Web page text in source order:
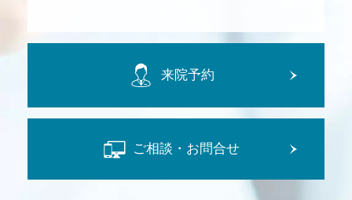
来院予約
ご相談・お問合せ